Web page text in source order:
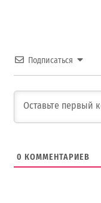
Подписаться
0 КОММЕНТАРИЕВ